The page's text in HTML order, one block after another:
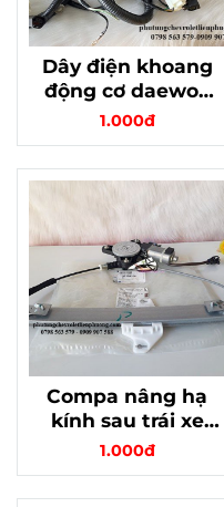
Dây điện khoang
động cơ daewoo
matiz 1, 2 chính
hãng gm 96564223
1.000đ
Compa nâng hạ
kính sau trái xe
spark m300 chính
hãng gm mã
95394104
1.000đ